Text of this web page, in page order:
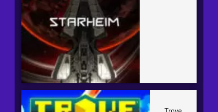
Trove